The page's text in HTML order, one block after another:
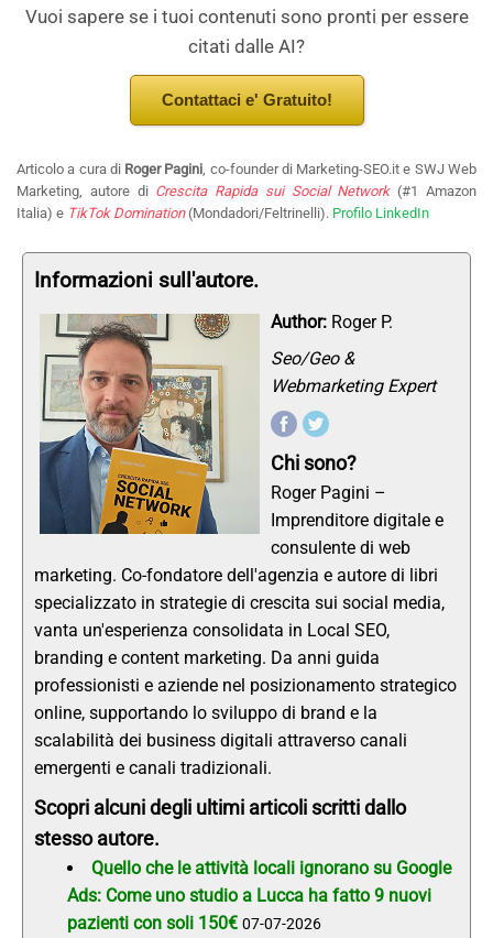
Vuoi sapere se i tuoi contenuti sono pronti per essere
citati dalle AI?
Contattaci e' Gratuito!
Articolo a cura di Roger Pagini, co-founder di Marketing-SEO.it e SWJ Web
Marketing, autore di Crescita Rapida sui Social Network(#1 Amazon
Italia) e TikTok Domination(Mondadori/Feltrinelli). Profilo LinkedIn
Informazioni sull'autore.
Author: Roger P.
Seo/Geo &
Webmarketing Expert
Chi sono?
Roger Pagini –
Imprenditore digitale e
consulente di web
marketing. Co-fondatore dell'agenzia e autore di libri
specializzato in strategie di crescita sui social media,
vanta un'esperienza consolidata in Local SEO,
branding e content marketing. Da anni guida
professionisti e aziende nel posizionamento strategico
online, supportando lo sviluppo di brand e la
scalabilità dei business digitali attraverso canali
emergenti e canali tradizionali.
Scopri alcuni degli ultimi articoli scritti dallo
stesso autore.
Quello che le attività locali ignorano su Google
Ads: Come uno studio a Lucca ha fatto 9 nuovi
pazienti con soli 150€ 07-07-2026